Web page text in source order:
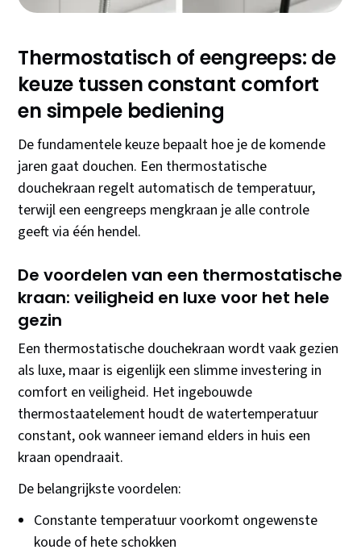
Thermostatisch of eengreeps: de
keuze tussen constant comfort
en simpele bediening
De fundamentele keuze bepaalt hoe je de komende
jaren gaat douchen. Een thermostatische
douchekraan regelt automatisch de temperatuur,
terwijl een eengreeps mengkraan je alle controle
geeft via één hendel.
De voordelen van een thermostatische
kraan: veiligheid en luxe voor het hele
gezin
Een thermostatische douchekraan wordt vaak gezien
als luxe, maar is eigenlijk een slimme investering in
comfort en veiligheid. Het ingebouwde
thermostaatelement houdt de watertemperatuur
constant, ook wanneer iemand elders in huis een
kraan opendraait.
De belangrijkste voordelen:
Constante temperatuur voorkomt ongewenste
koude of hete schokken